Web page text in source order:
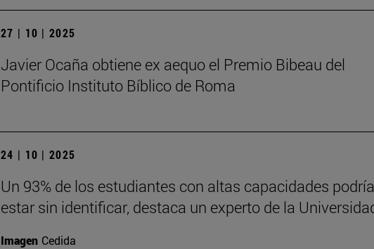
27 | 10 | 2025
Javier Ocaña obtiene ex aequo el Premio Bibeau del
Pontificio Instituto Bíblico de Roma
24 | 10 | 2025
Un 93% de los estudiantes con altas capacidades
estar sin identificar, destaca un experto de la
Imagen Cedida